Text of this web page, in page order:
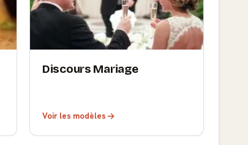
Discours Mariage
Voir les modèles